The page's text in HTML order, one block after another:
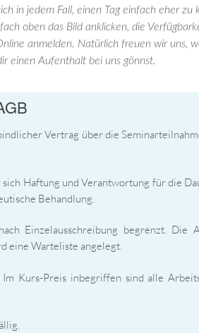
in jedem Fall, einen Tag einfach eher
oben das Bild anklicken, die
anmelden. Natürlich freuen wir uns,
einen Aufenthalt bei uns gönnst.
Vertrag über die
Haftung und Verantwortung für die
Behandlung.
Einzelausschreibung begrenzt. Die
eine Warteliste angelegt.
Im Kurs-Preis inbegriffen sind alle